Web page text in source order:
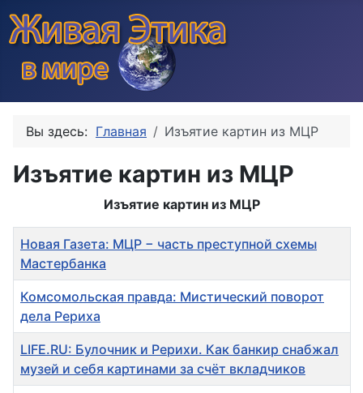
Вы здесь: Главная Изъятие картин из МЦР
Изъятие картин из МЦР
Изъятие картин из МЦР
Заголовок
Новая Газета: МЦР − часть преступной схемы
Мастербанка
Комсомольская правда: Мистический поворот
дела Рериха
LIFE.RU: Булочник и Рерихи. Как банкир снабжал
музей и себя картинами за счёт вкладчиков